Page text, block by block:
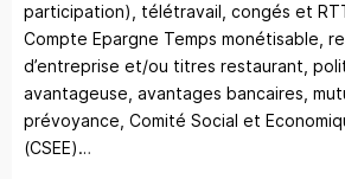
participation), télétravail, congés et
Compte Epargne Temps monétisable,
d’entreprise et/ou titres restaurant,
avantageuse, avantages bancaires,
prévoyance, Comité Social et
(CSEE)…